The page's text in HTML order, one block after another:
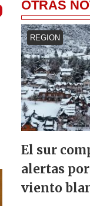
OTRAS
REGION
El sur
alertas
viento